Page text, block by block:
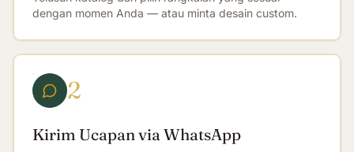
dengan momen Anda — atau minta desain custom.
2
Kirim Ucapan via WhatsApp